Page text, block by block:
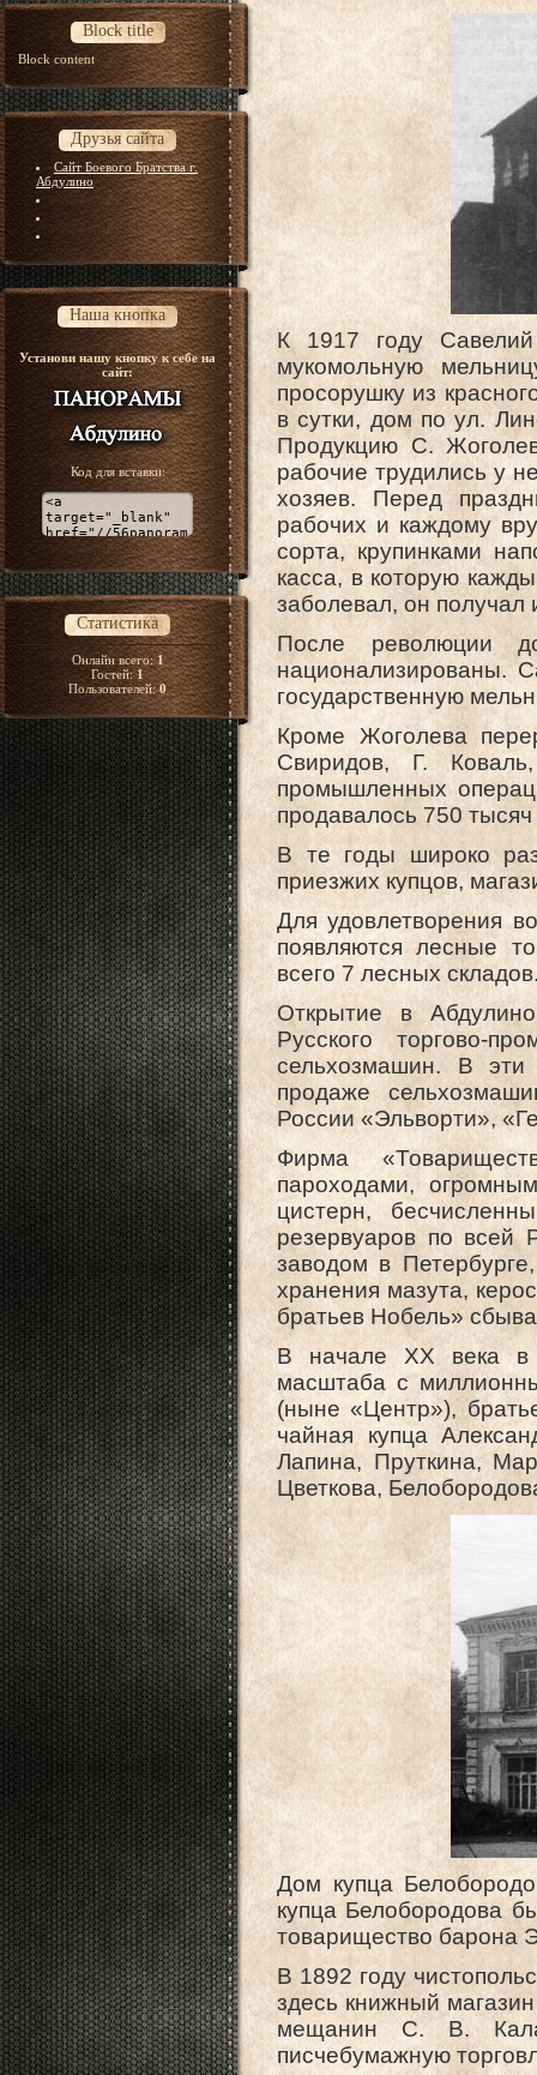
Block title
Block content
Друзья сайта
Сайт Боевого Братства г.
Абдулино
Наша кнопка
Установи нашу кнопку к себе на
сайт:
Код для вставки:
Статистика
Онлайн всего:1
Гостей:1
Пользователей:0
К 1917 году
мукомольную
просорушку из
в сутки, дом по ул.
Продукцию С.
рабочие трудились у
хозяев. Перед
рабочих и каждому
сорта, крупинками
касса, в которую
заболевал, он получал
После революции
национализированы.
государственную
Кроме Жоголева
Свиридов, Г.
промышленных
продавалось 750
В те годы широко
приезжих купцов,
Для удовлетворения
появляются лесные
всего 7 лесных
Открытие в
Русского торгово-
сельхозмашин. В эти
продаже
России «Эльворти»,
Фирма
пароходами,
цистерн,
резервуаров по всей
заводом в
хранения мазута,
братьев Нобель»
В начале XX века в
масштаба с
(ныне «Центр»),
чайная купца
Лапина, Пруткина,
Цветкова,
Дом купца
купца Белобородова
товарищество барона
В 1892 году
здесь книжный
мещанин С. В.
писчебумажную